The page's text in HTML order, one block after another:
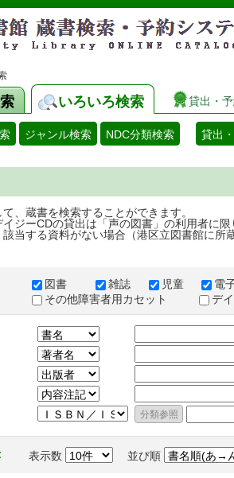
いろいろ検索 貸出・
ジャンル検索 NDC分類検索 貸出
、蔵書を検索することができます。
ジーCDの貸出は「声の図書」の利用者に限
当する資料がない場合（港区立図書館に所
図書 雑誌 児童
電
その他障害者用カセット
デ
表示数 並び順